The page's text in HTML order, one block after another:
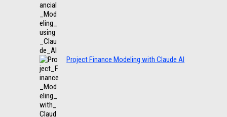
Project Finance Modeling with Claude AI